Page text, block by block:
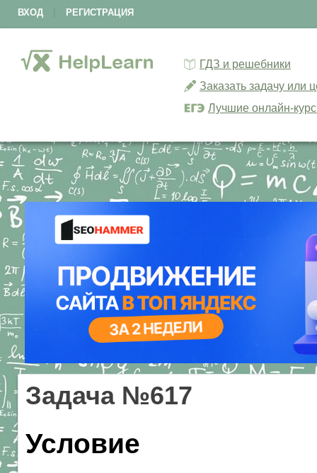
ВХОД РЕГИСТРАЦИЯ
ГДЗ и решебники
Заказать задачу или
Лучшие онлайн-
Задача №617
Условие